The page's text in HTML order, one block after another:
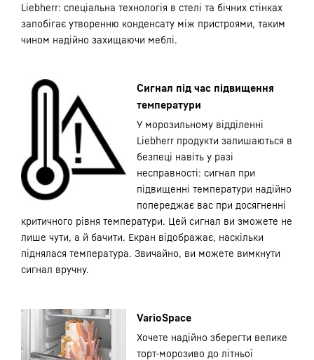
Liebherr: спеціальна технологія в стелі та бічних стінках
запобігає утворенню конденсату між пристроями, таким
чином надійно захищаючи меблі.
Сигнал під час підвищення
температури
У морозильному відділенні
Liebherr продукти залишаються в
безпеці навіть у разі
несправності: сигнал при
підвищенні температури надійно
попереджає вас при досягненні
критичного рівня температури. Цей сигнал ви зможете не
лише чути, а й бачити. Екран відображає, наскільки
піднялася температура. Звичайно, ви можете вимкнути
сигнал вручну.
VarioSpace
Хочете надійно зберегти велике
торт-морозиво до літньої